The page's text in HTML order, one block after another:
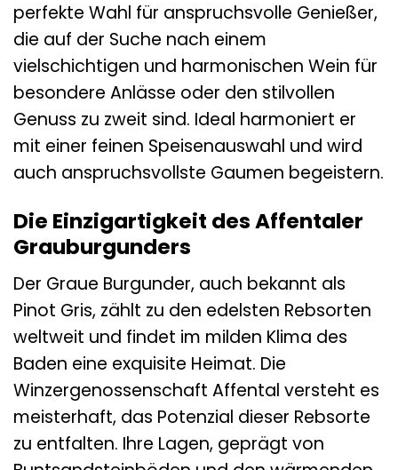
perfekte Wahl für anspruchsvolle Genießer,
die auf der Suche nach einem
vielschichtigen und harmonischen Wein für
besondere Anlässe oder den stilvollen
Genuss zu zweit sind. Ideal harmoniert er
mit einer feinen Speisenauswahl und wird
auch anspruchsvollste Gaumen begeistern.
Die Einzigartigkeit des Affentaler
Grauburgunders
Der Graue Burgunder, auch bekannt als
Pinot Gris, zählt zu den edelsten Rebsorten
weltweit und findet im milden Klima des
Baden eine exquisite Heimat. Die
Winzergenossenschaft Affental versteht es
meisterhaft, das Potenzial dieser Rebsorte
zu entfalten. Ihre Lagen, geprägt von